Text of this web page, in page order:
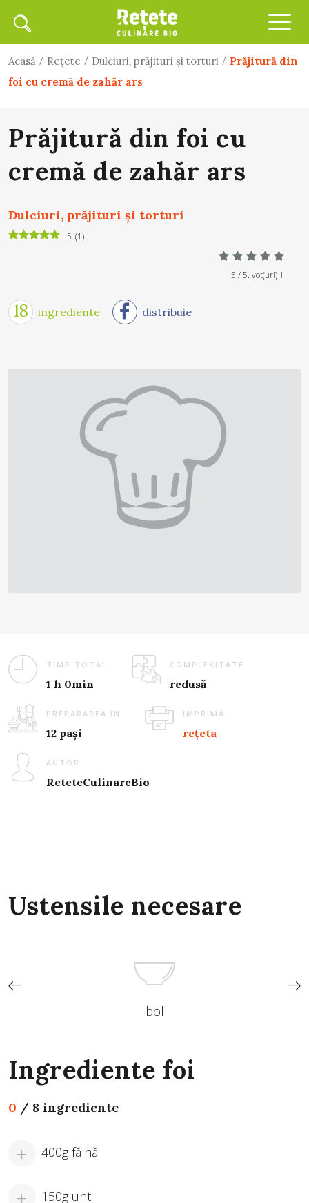
Acasă / Rețete / Dulciuri, prăjituri și torturi / Prăjitură din
foi cu cremă de zahăr ars
Prăjitură din foi cu
cremă de zahăr ars
Dulciuri, prăjituri și torturi
5 (1)
5 / 5. vot(uri) 1
18 ingrediente distribuie
TIMP TOTAL
1 h 0min
COMPLEXITATE
redusă
PREPARAREA ÎN
12 pași
IMPRIMĂ
rețeta
AUTOR
ReteteCulinareBio
Ustensile necesare
bol
Ingrediente foi
0 / 8 ingrediente
400g făină
150g unt